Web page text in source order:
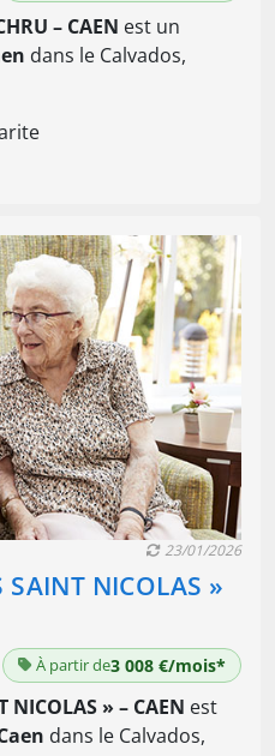
– CAEN est un
dans le Calvados,
SAINT NICOLAS »
23/01/2026
À partir de3 008 €/mois*
NICOLAS » – CAEN est
dans le Calvados,